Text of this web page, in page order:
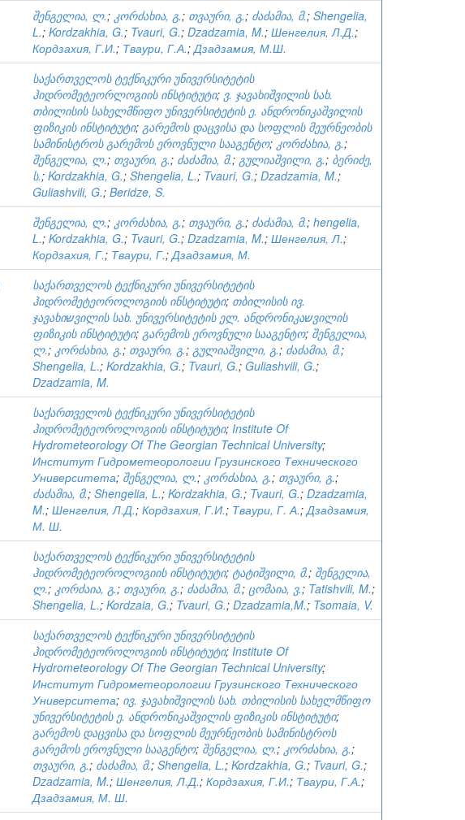
შენგელია, ლ.; კორძახია, გ.; თვაური, გ.; ძაძამია, მ.; Shengelia,
L.; Kordzakhia, G.; Tvauri, G.; Dzadzamia, M.; Шенгелия, Л.Д.;
Кордзахия, Г.И.; Тваури, Г.А.;Дзадзамия, М.Ш.
საქართველოს ტექნიკური უნივერსიტეტის
ჰიდრომეტეორლოგიის ინსტიტუტი; ვ. ჯავახიშვილის სახ.
თბილისის სახელმწიფო უნივერსიტეტის ე. ანდრონიკაშვილის
ფიზიკის ინსტიტუტი; გარემოს დაცვისა და სოფლის მეურნეობის
სამინისტროს გარემოს ეროვნული სააგენტო; კორძახია, გ.;
შენგელია, ლ.; თვაური, გ.; ძაძამია, მ.; გულიაშვილი, გ.; ბერიძე,
ს.; Kordzakhia, G.; Shengelia, L.; Tvauri, G.; Dzadzamia, M.;
Guliashvili, G.; Beridze, S.
შენგელია, ლ.; კორძახია, გ.; თვაური, გ.; ძაძამია, მ.; hengelia,
L.; Kordzakhia, G.; Tvauri, G.; Dzadzamia, M.; Шенгелия, Л.;
Кордзахия, Г.; Тваури, Г.;Дзадзамия, М.
საქართველოს ტექნიკური უნივერსიტეტის
ჰიდრომეტეოროლოგიის ინსტიტუტი; თბილისის ივ.
ჯავახიשვილის სახ. უნივერსიტეტის ელ. ანდრონიკაשვილის
ფიზიკის ინსტიტუტი; გარემოს ეროვნული სააგენტო; შენგელია,
ლ.; კორძახია, გ.; თვაური, გ.; გულიაშვილი, გ.; ძაძამია, მ.;
Shengelia, L.; Kordzakhia, G.; Tvauri, G.; Guliashvili, G.;
Dzadzamia, M.
საქართველოს ტექნიკური უნივერსიტეტის
ჰიდრომეტეოროლოგიის ინსტიტუტი; Institute Of
Hydrometeorology Of The Georgian Technical University;
Институт Гидрометеорологии Грузинского Технического
Университета; შენგელია, ლ.; კორძახია, გ.; თვაური, გ.;
ძაძამია, მ.; Shengelia, L.; Kordzakhia, G.; Tvauri, G.; Dzadzamia,
M.; Шенгелия, Л.Д.; Кордзахия, Г.И.; Тваури, Г. А.;Дзадзамия,
М. Ш.
საქართველოს ტექნიკური უნივერსიტეტის
ჰიდრომეტეოროლოგიის ინსტიტუტი; ტატიშვილი, მ.; შენგელია,
ლ.; კორძაია, გ.; თვაური, გ.; ძაძამია, მ.; ცომაია, ვ.; Tatishvili, M.;
Shengelia, L.; Kordzaia, G.; Tvauri, G.; Dzadzamia,M.; Tsomaia, V.
საქართველოს ტექნიკური უნივერსიტეტის
ჰიდრომეტეოროლოგიის ინსტიტუტი; Institute Of
Hydrometeorology Of The Georgian Technical University;
Институт Гидрометеорологии Грузинского Технического
Университета; ივ. ჯავახიშვილის სახ. თბილისის სახელმწიფო
უნივერსიტეტის ე. ანდრონიკაშვილის ფიზიკის ინსტიტუტი;
გარემოს დაცვისა და სოფლის მეურნეობის სამინისტროს
გარემოს ეროვნული სააგენტო; შენგელია, ლ.; კორძახია, გ.;
თვაური, გ.; ძაძამია, მ.; Shengelia, L.; Kordzakhia, G.; Tvauri, G.;
Dzadzamia, M.; Шенгелия, Л.Д.; Кордзахия, Г.И.; Тваури, Г.А.;
Дзадзамия, М. Ш.